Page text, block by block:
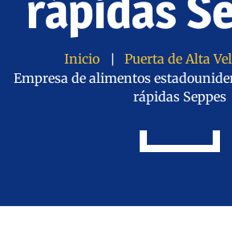
Inicio
Puerta de Alta
Empresa de alimentos
rápidas Seppes